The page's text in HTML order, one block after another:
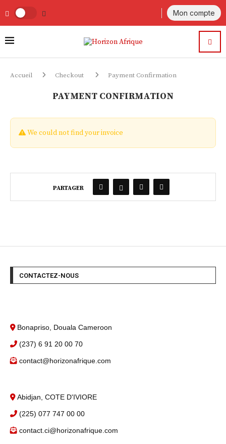
Mon compte
Accueil Checkout Payment Confirmation
PAYMENT CONFIRMATION
We could not find your invoice
PARTAGER
CONTACTEZ-NOUS
Bonapriso, Douala Cameroon
(237) 6 91 20 00 70
contact@horizonafrique.com
Abidjan, COTE D'IVIORE
(225) 077 747 00 00
contact.ci@horizonafrique.com